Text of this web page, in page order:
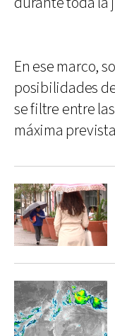
En ese marco,
posibilidades
se filtre entre
máxima